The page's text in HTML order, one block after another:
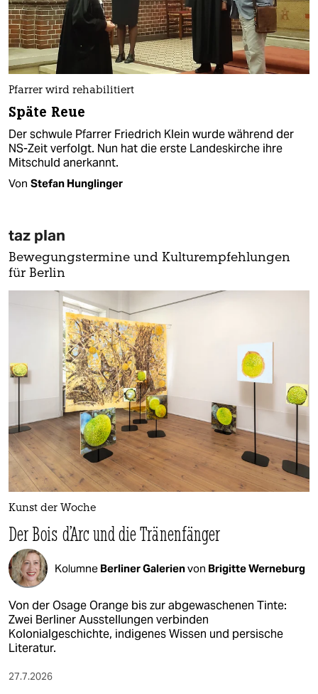
Pfarrer wird rehabilitiert
Späte Reue
Der schwule Pfarrer Friedrich Klein wurde während der
NS-Zeit verfolgt. Nun hat die erste Landeskirche ihre
Mitschuld anerkannt.
Von Stefan Hunglinger
taz plan
Bewegungstermine und Kulturempfehlungen
für Berlin
Kunst der Woche
Der Bois d’Arc und die Tränenfänger
Kolumne Berliner Galerienvon Brigitte Werneburg
Von der Osage Orange bis zur abgewaschenen Tinte:
Zwei Berliner Ausstellungen verbinden
Kolonialgeschichte, indigenes Wissen und persische
Literatur.
27.7.2026